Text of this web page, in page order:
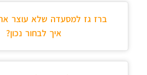
ברז גז למסעדה שלא עוצר
איך לבחור נכון?